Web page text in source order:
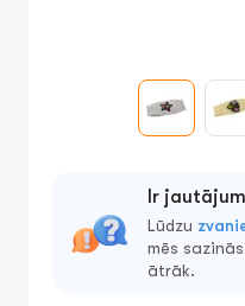
Ir
Lūdzu
mēs
ātrāk.